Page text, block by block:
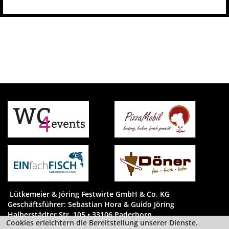
Lütkemeier & Jöring Festwirte GmbH & Co. KG
Geschäftsführer: Sebastian Hora & Guido Jöring
Halberstädter Str. 105 • 33106 Paderborn
Tel.: 0 52 51/414 99 50 • E-Mail:info@festwirte.com
Cookies erleichtern die Bereitstellung unserer Dienste.